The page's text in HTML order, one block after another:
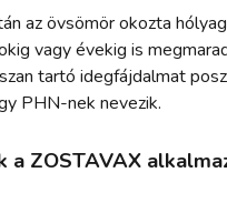
az övsömör okozta
vagy évekig is
tartó idegfájdalmat
PHN-nek nevezik.
a ZOSTAVAX